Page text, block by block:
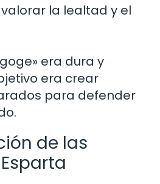
la lealtad y el
era dura y
era crear
para defender
de las